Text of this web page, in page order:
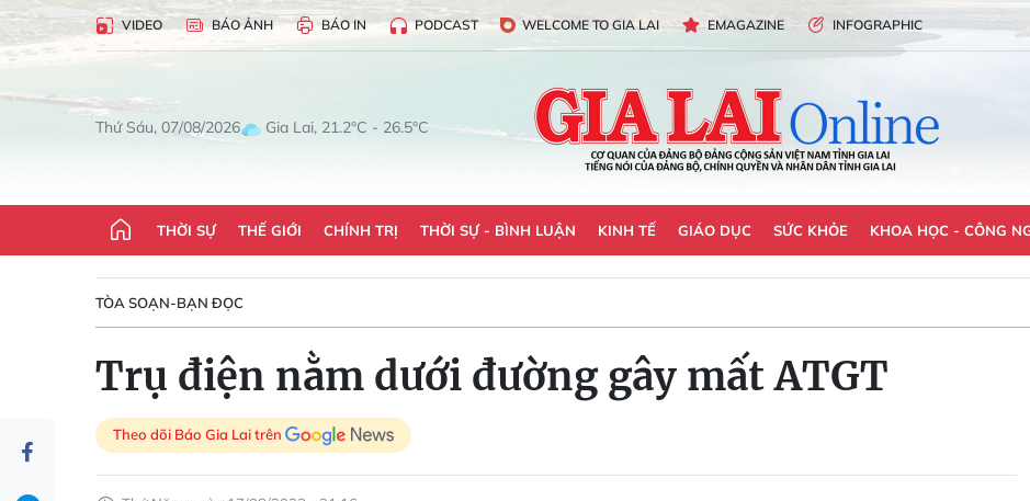
VIDEO BÁO ẢNH BÁO IN PODCAST WELCOME TO GIA LAI EMAGAZINE INFOGRAPHIC
Thứ Sáu, 07/08/2026 Gia Lai, 21.2°C - 26.5°C
THỜI SỰ THẾ GIỚI CHÍNH TRỊ THỜI SỰ - BÌNH LUẬN KINH TẾ GIÁO DỤC SỨC KHỎE KHOA HỌC - CÔNG
TÒA SOẠN-BẠN ĐỌC
Trụ điện nằm dưới đường gây mất ATGT
Theo dõi Báo Gia Lai trên